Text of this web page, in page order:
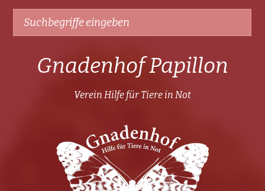
Gnadenhof Papillon
Verein Hilfe für Tiere in Not